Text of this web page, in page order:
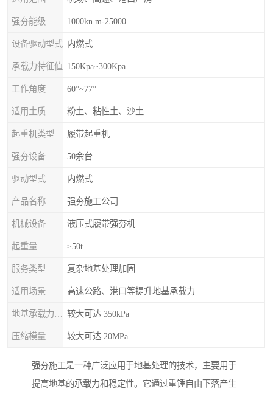
强夯能级 1000kn.m-25000
设备驱动型式 内燃式
承载力特征值 150Kpa~300Kpa
工作角度 60°~77°
适用土质 粉土、粘性土、沙土
起重机类型 履带起重机
强夯设备 50余台
驱动型式 内燃式
产品名称 强夯施工公司
机械设备 液压式履带强夯机
起重量 ≥50t
服务类型 复杂地基处理加固
适用场景 高速公路、港口等提升地基承载力
较大可达 350kPa
压缩模量 较大可达 20MPa
强夯施工是一种广泛应用于地基处理的技术，主要用于
提高地基的承载力和稳定性。它通过重锤自由下落产生